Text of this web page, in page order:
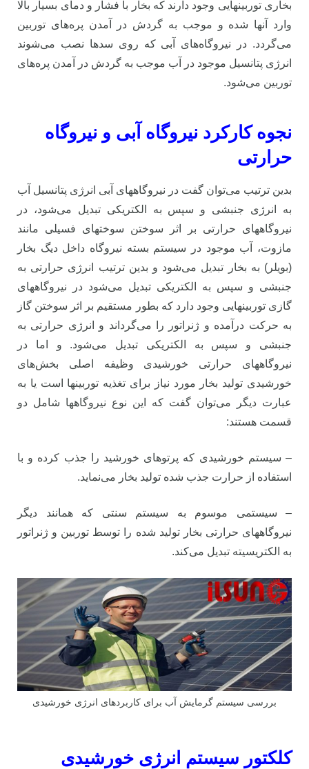
بخاری توربینهایی وجود دارند که بخار با فشار و دمای بسیار بالا
وارد آنها شده و موجب به گردش در آمدن پره‌های توربین
می‌گردد. در نیروگاه‌های آبی که روی سدها نصب می‌شوند
انرژی پتانسیل موجود در آب موجب به گردش در آمدن پره‌های
توربین می‌شود.
نجوه کارکرد نیروگاه آبی و نیروگاه
حرارتی
بدین ترتیب می‌توان گفت در نیروگاههای آبی انرژی پتانسیل آب
به انرژی جنبشی و سپس به الکتریکی تبدیل می‌شود، در
نیروگاههای حرارتی بر اثر سوختن سوختهای فسیلی مانند
مازوت، آب موجود در سیستم بسته نیروگاه داخل دیگ بخار
(بویلر) به بخار تبدیل می‌شود و بدین ترتیب انرژی حرارتی به
جنبشی و سپس به الکتریکی تبدیل می‌شود در نیروگاههای
گازی توربینهایی وجود دارد که بطور مستقیم بر اثر سوختن گاز
به حرکت درآمده و ژنراتور را می‌گرداند و انرژی حرارتی به
جنبشی و سپس به الکتریکی تبدیل می‌شود. و اما در
نیروگاههای حرارتی خورشیدی وظیفه اصلی بخش‌های
خورشیدی تولید بخار مورد نیاز برای تغذیه توربینها است یا به
عبارت دیگر می‌توان گفت که این نوع نیروگاهها شامل دو
قسمت هستند:
– سیستم خورشیدی که پرتوهای خورشید را جذب کرده و با
استفاده از حرارت جذب شده تولید بخار می‌نماید.
– سیستمی موسوم به سیستم سنتی که همانند دیگر
نیروگاههای حرارتی بخار تولید شده را توسط توربین و ژنراتور
به الکتریسیته تبدیل می‌کند.
بررسی سیستم گرمایش آب برای کاربردهای انرژی خورشیدی
کلکتور سیستم انرژی خورشیدی